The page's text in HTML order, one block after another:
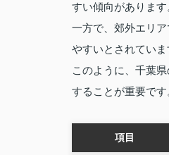
すい傾向があります
一方で、郊外エリ
やすいとされていま
このように、千葉
することが重要です
項目